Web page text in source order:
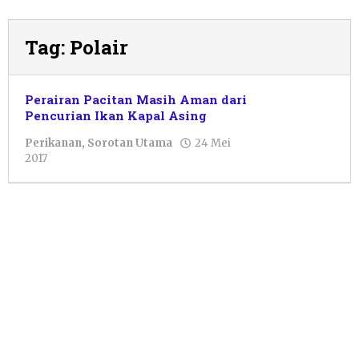
Tag: Polair
Perairan Pacitan Masih Aman dari
Pencurian Ikan Kapal Asing
Perikanan, Sorotan Utama
24 Mei
2017